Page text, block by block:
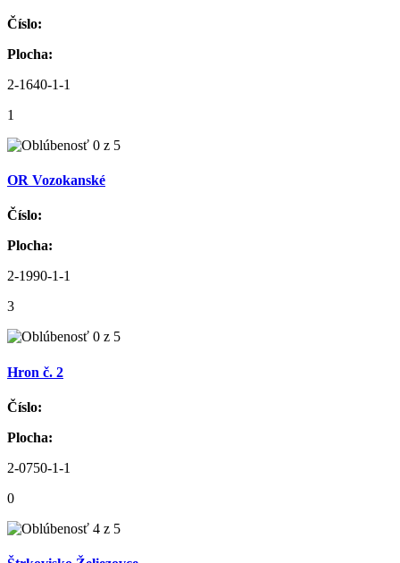
Číslo:
Plocha:
2-1640-1-1
1
OR Vozokanské
Číslo:
Plocha:
2-1990-1-1
3
Hron č. 2
Číslo:
Plocha:
2-0750-1-1
0